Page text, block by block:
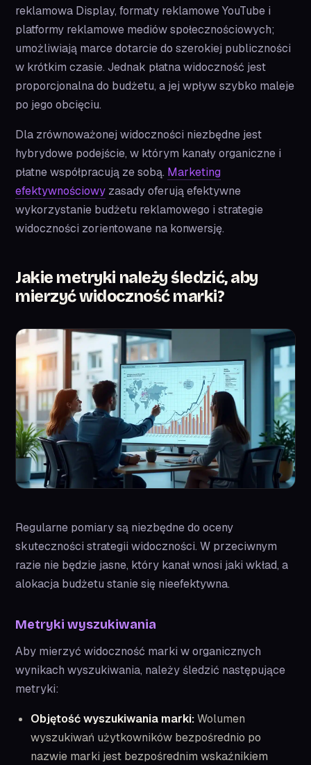
reklamowa Display, formaty reklamowe YouTube i
platformy reklamowe mediów społecznościowych;
umożliwiają marce dotarcie do szerokiej publiczności
w krótkim czasie. Jednak płatna widoczność jest
proporcjonalna do budżetu, a jej wpływ szybko maleje
po jego obcięciu.
Dla zrównoważonej widoczności niezbędne jest
hybrydowe podejście, w którym kanały organiczne i
płatne współpracują ze sobą. Marketing
efektywnościowy zasady oferują efektywne
wykorzystanie budżetu reklamowego i strategie
widoczności zorientowane na konwersję.
Jakie metryki należy śledzić, aby
mierzyć widoczność marki?
Regularne pomiary są niezbędne do oceny
skuteczności strategii widoczności. W przeciwnym
razie nie będzie jasne, który kanał wnosi jaki wkład, a
alokacja budżetu stanie się nieefektywna.
Metryki wyszukiwania
Aby mierzyć widoczność marki w organicznych
wynikach wyszukiwania, należy śledzić następujące
metryki:
Objętość wyszukiwania marki:Wolumen
wyszukiwań użytkowników bezpośrednio po
nazwie marki jest bezpośrednim wskaźnikiem